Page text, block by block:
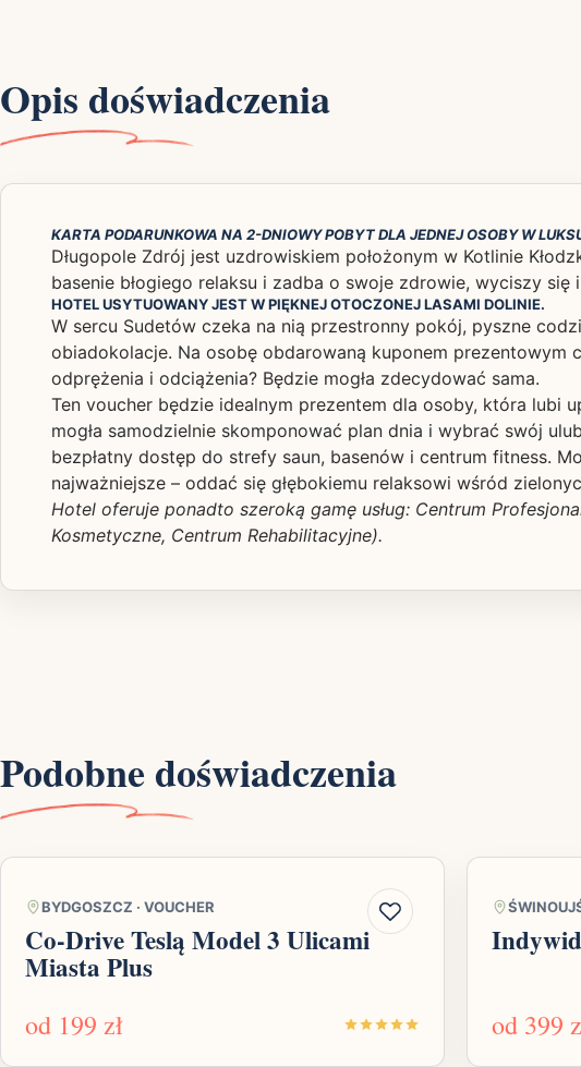
Opis doświadczenia
KARTA PODARUNKOWA NA 2-DNIOWY POBYT DLA JEDNEJ OSOBY W
Długopole Zdrój jest uzdrowiskiem położonym w Kotlinie
basenie błogiego relaksu i zadba o swoje zdrowie, wyciszy
HOTEL USYTUOWANY JEST W PIĘKNEJ OTOCZONEJ LASAMI DOLINIE.
W sercu Sudetów czeka na nią przestronny pokój, pyszne
obiadokolacje. Na osobę obdarowaną kuponem prezentowym
odprężenia i odciążenia? Będzie mogła zdecydować sama.
Ten voucher będzie idealnym prezentem dla osoby, która lubi
mogła samodzielnie skomponować plan dnia i wybrać swój
bezpłatny dostęp do strefy saun, basenów i centrum fitness.
najważniejsze – oddać się głębokiemu relaksowi wśród
Hotel oferuje ponadto szeroką gamę usług: Centrum
Kosmetyczne, Centrum Rehabilitacyjne).
Podobne doświadczenia
BYDGOSZCZ · VOUCHER
Co-Drive Teslą Model 3 Ulicami
Miasta Plus
od 199 zł od 399